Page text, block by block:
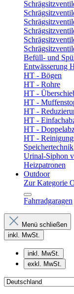
Befüll- und
Entwässerung
HT - Bögen
HT - Rohre
HT -
HT -
HT -
HT -
HT -
HT -
Speichertechnik
Urinal-Siphon
Heizpatronen
Outdoor
Zur Kategorie
Fahrradgaragen
Menü schließen
inkl. MwSt.
inkl. MwSt.
exkl. MwSt.